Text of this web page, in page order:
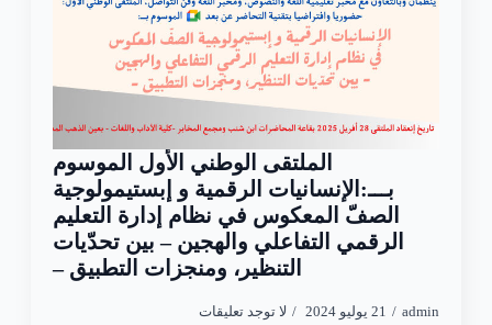
الملتقى الوطني الأول الموسوم
بـــ:الإنسانيات الرقمية و إبستيمولوجية
الصفّ المعكوس في نظام إدارة التعليم
الرقمي التفاعلي والهجين – بين تحدّيات
التنظير، ومنجزات التطبيق –
admin 21 يوليو 2024 لا توجد تعليقات